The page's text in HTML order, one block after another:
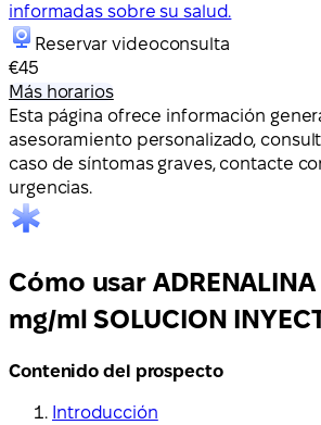
informadas sobre su salud.
Reservar videoconsulta
€45
Más horarios
Esta página ofrece información
asesoramiento personalizado,
caso de síntomas graves, contacte
urgencias.
Cómo usar ADRENALINA
mg/ml SOLUCION
Contenido del prospecto
Introducción